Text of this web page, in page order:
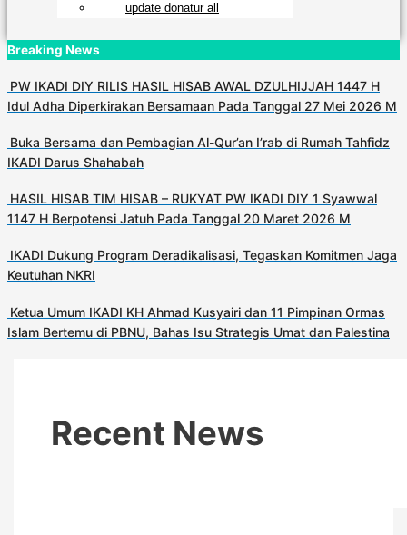
update donatur all
Breaking News
PW IKADI DIY RILIS HASIL HISAB AWAL DZULHIJJAH 1447 H
Idul Adha Diperkirakan Bersamaan Pada Tanggal 27 Mei 2026 M
Buka Bersama dan Pembagian Al-Qur’an I’rab di Rumah Tahfidz
IKADI Darus Shahabah
HASIL HISAB TIM HISAB – RUKYAT PW IKADI DIY 1 Syawwal
1147 H Berpotensi Jatuh Pada Tanggal 20 Maret 2026 M
IKADI Dukung Program Deradikalisasi, Tegaskan Komitmen Jaga
Keutuhan NKRI
Ketua Umum IKADI KH Ahmad Kusyairi dan 11 Pimpinan Ormas
Islam Bertemu di PBNU, Bahas Isu Strategis Umat dan Palestina
Recent News